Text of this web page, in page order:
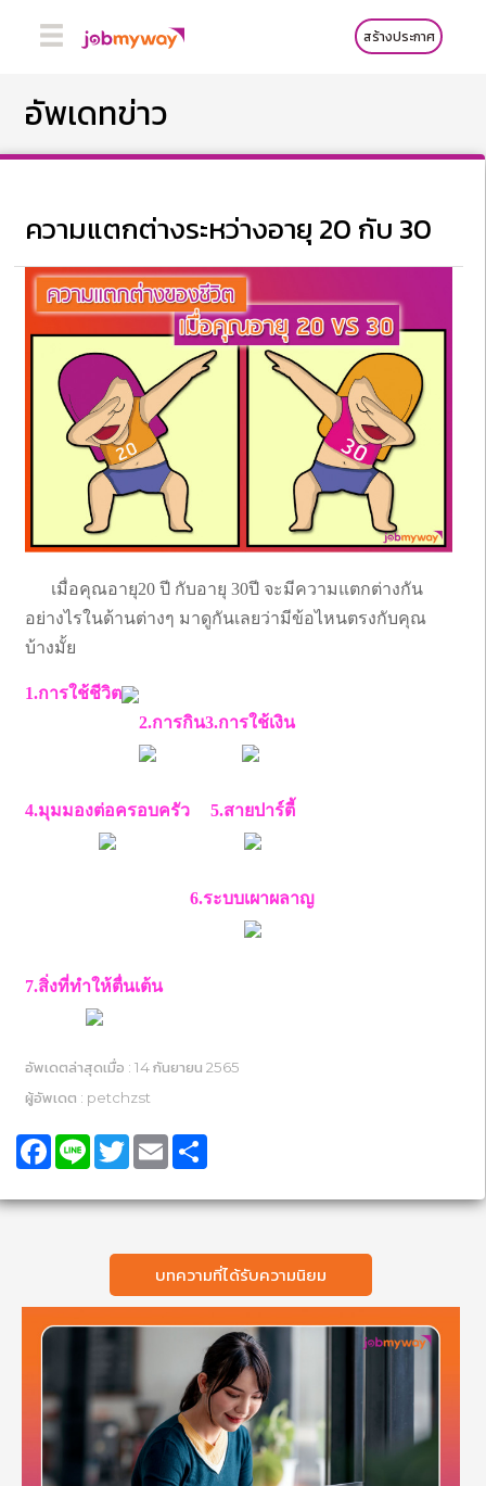
สร้างประกาศ
อัพเดทข่าว
ความแตกต่างระหว่างอายุ 20 กับ 30
เมื่อคุณอายุ20 ปี กับอายุ 30ปี จะมีความแตกต่างกัน
อย่างไรในด้านต่างๆ มาดูกันเลยว่ามีข้อไหนตรงกับคุณ
บ้างมั้ย
1.การใช้ชีวิต
2.การกิน3.การใช้เงิน
4.มุมมองต่อครอบครัว 5.สายปาร์ตี้
6.ระบบเผาผลาญ
7.สิ่งที่ทำให้ตื่นเต้น
อัพเดตล่าสุดเมื่อ : 14 กันยายน 2565
ผู้อัพเดต : petchzst
Facebook
Line TwitterEmail
บทความที่ได้รับความนิยม